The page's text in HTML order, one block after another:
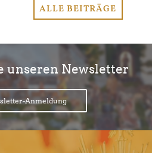
ALLE BEITRÄGE
unseren Newsletter
Anmeldung